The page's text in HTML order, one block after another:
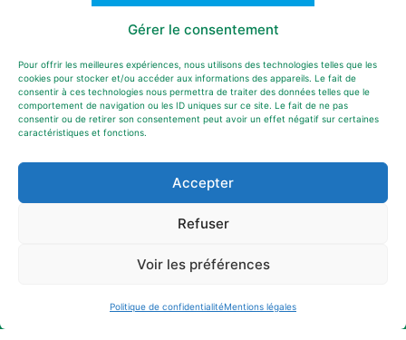
Gérer le consentement
Pour offrir les meilleures expériences, nous utilisons des technologies telles que les
cookies pour stocker et/ou accéder aux informations des appareils. Le fait de
consentir à ces technologies nous permettra de traiter des données telles que le
comportement de navigation ou les ID uniques sur ce site. Le fait de ne pas
consentir ou de retirer son consentement peut avoir un effet négatif sur certaines
caractéristiques et fonctions.
Accepter
Refuser
Voir les préférences
Politique de confidentialitéMentions légales